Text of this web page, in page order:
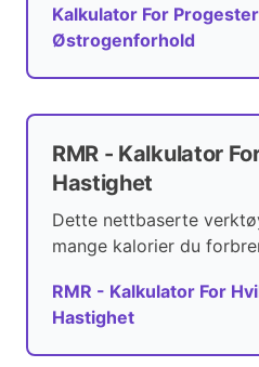
Kalkulator For
Østrogenforhold
RMR - Kalkulator
Hastighet
Dette nettbaserte
mange kalorier du
RMR - Kalkulator For
Hastighet